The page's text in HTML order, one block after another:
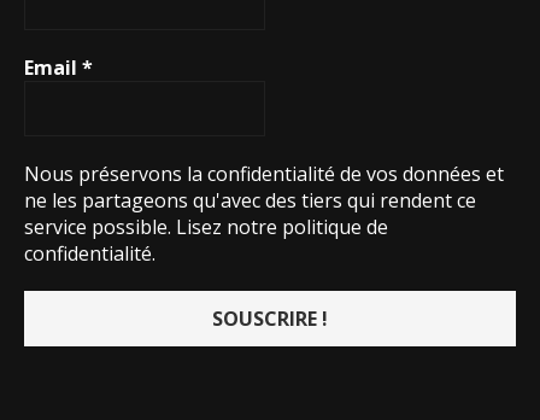
Email *
Nous préservons la confidentialité de vos données et
ne les partageons qu'avec des tiers qui rendent ce
service possible. Lisez notre politique de
confidentialité.